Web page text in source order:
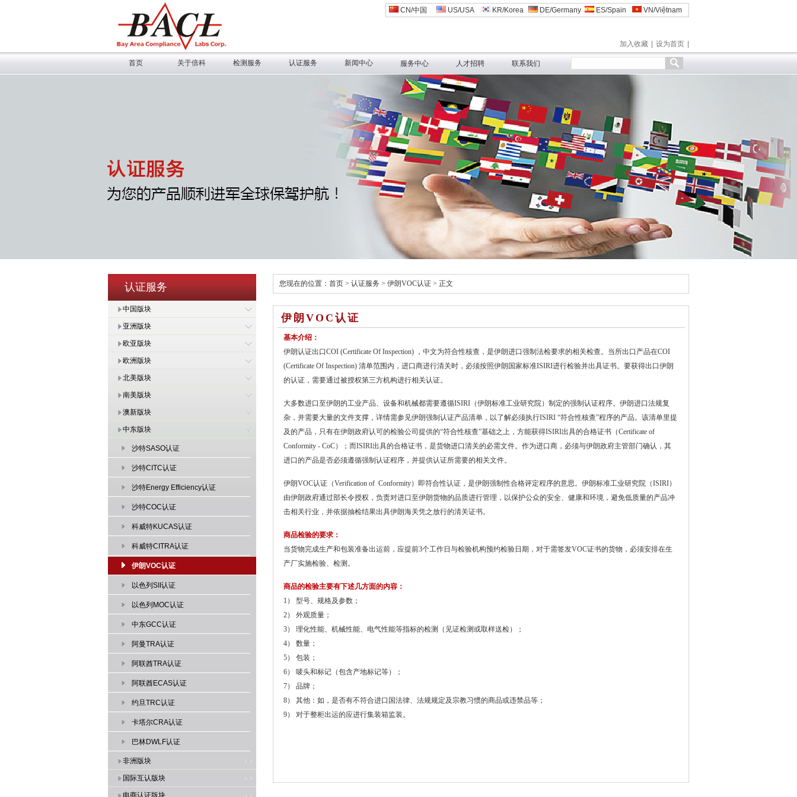
CN/中国 US/USA KR/Korea DE/Germany ES/Spain VN/Việtnam
设为首页
加入收藏
首页 关于倍科 检测服务 认证服务 新闻中心 服务中心 人才招聘 联系我们
认证服务
中国版块
亚洲版块
欧亚版块
欧洲版块
北美版块
南美版块
澳新版块
中东版块
沙特SASO认证
沙特CITC认证
沙特Energy Efficiency认证
沙特COC认证
科威特KUCAS认证
科威特CITRA认证
伊朗VOC认证
以色列SII认证
以色列MOC认证
中东GCC认证
阿曼TRA认证
阿联酋TRA认证
阿联酋ECAS认证
约旦TRC认证
卡塔尔CRA认证
巴林DWLF认证
非洲版块
国际互认版块
电商认证版块
您现在的位置： 首页 > 认证服务 > 伊朗VOC认证 > 正文
伊朗VOC认证
基本介绍：
伊朗认证出口COI (Certificate Of Inspection) ，中文为符合性核查，是伊朗进口强制法检要求的相关检查。当所出口产品在COI
(Certificate Of Inspection) 清单范围内，进口商进行清关时，必须按照伊朗国家标准ISIRI进行检验并出具证书。要获得出口伊朗
的认证，需要通过被授权第三方机构进行相关认证。
大多数进口至伊朗的工业产品、设备和机械都需要遵循ISIRI（伊朗标准工业研究院）制定的强制认证程序。伊朗进口法规复
杂，并需要大量的文件支撑，详情需参见伊朗强制认证产品清单，以了解必须执行ISIRI “符合性核查”程序的产品。该清单里提
及的产品，只有在伊朗政府认可的检验公司提供的“符合性核查”基础之上，方能获得ISIRI出具的合格证书（Certificate of
Conformity - CoC）；而ISIRI出具的合格证书，是货物进口清关的必需文件。作为进口商，必须与伊朗政府主管部门确认，其
进口的产品是否必须遵循强制认证程序，并提供认证所需要的相关文件。
伊朗VOC认证（Verification of Conformity）即符合性认证，是伊朗强制性合格评定程序的意思。伊朗标准工业研究院（ISIRI）
由伊朗政府通过部长令授权，负责对进口至伊朗货物的品质进行管理，以保护公众的安全、健康和环境，避免低质量的产品冲
击相关行业，并依据抽检结果出具伊朗海关凭之放行的清关证书。
商品检验的要求：
当货物完成生产和包装准备出运前，应提前3个工作日与检验机构预约检验日期，对于需签发VOC证书的货物，必须安排在生
产厂实施检验、检测。
商品的检验主要有下述几方面的内容：
1） 型号、规格及参数；
2） 外观质量；
3） 理化性能、机械性能、电气性能等指标的检测（见证检测或取样送检）；
4） 数量；
5） 包装；
6） 唛头和标记（包含产地标记等）；
7） 品牌；
8） 其他：如，是否有不符合进口国法律、法规规定及宗教习惯的商品或违禁品等；
9） 对于整柜出运的应进行集装箱监装。